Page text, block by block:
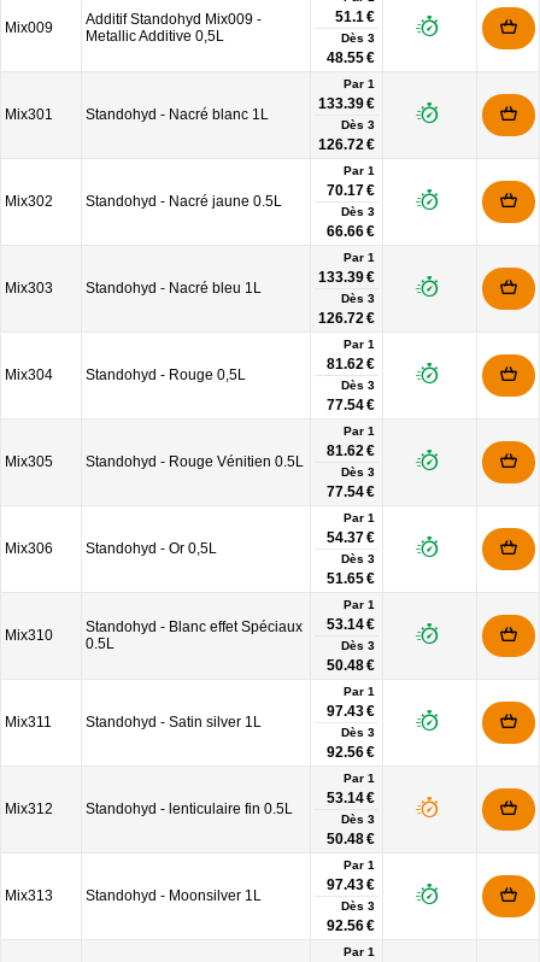
Mix009
Additif Standohyd Mix009 -
Metallic Additive 0,5L
51.1 €
Dès 3
48.55 €
Mix301 Standohyd - Nacré blanc 1L
Par 1
133.39 €
Dès 3
126.72 €
Mix302 Standohyd - Nacré jaune 0.5L
Par 1
70.17 €
Dès 3
66.66 €
Mix303 Standohyd - Nacré bleu 1L
Par 1
133.39 €
Dès 3
126.72 €
Mix304 Standohyd - Rouge 0,5L
Par 1
81.62 €
Dès 3
77.54 €
Mix305 Standohyd - Rouge Vénitien 0.5L
Par 1
81.62 €
Dès 3
77.54 €
Mix306 Standohyd - Or 0,5L
Par 1
54.37 €
Dès 3
51.65 €
Mix310
Standohyd - Blanc effet Spéciaux
0.5L
Par 1
53.14 €
Dès 3
50.48 €
Mix311 Standohyd - Satin silver 1L
Par 1
97.43 €
Dès 3
92.56 €
Mix312 Standohyd - lenticulaire fin 0.5L
Par 1
53.14 €
Dès 3
50.48 €
Mix313 Standohyd - Moonsilver 1L
Par 1
97.43 €
Dès 3
92.56 €
Par 1